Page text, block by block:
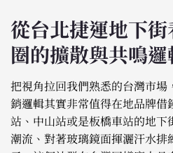
從台北捷運地下
圈的擴散與共鳴邏
把視角拉回我們熟悉的台灣市
銷邏輯其實非常值得在地品牌借
站、中山站或是板橋車站的地下
潮流、對著玻璃鏡面揮灑汗水